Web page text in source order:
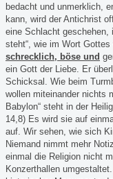
bedacht und unmerklich,
kann, wird der Antichrist
eine Schlacht geschehen,
steht“, wie im Wort Gottes
schrecklich, böse und
ein Gott der Liebe. Er
Schicksal. Wie beim
wollen miteinander nichts
Babylon“ steht in der
14,8) Es wird sie auf
auf. Wir sehen, wie sich
Niemand nimmt mehr
einmal die Religion nicht
Konzerthallen